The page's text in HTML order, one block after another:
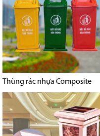
Thùng rác nhựa Composite